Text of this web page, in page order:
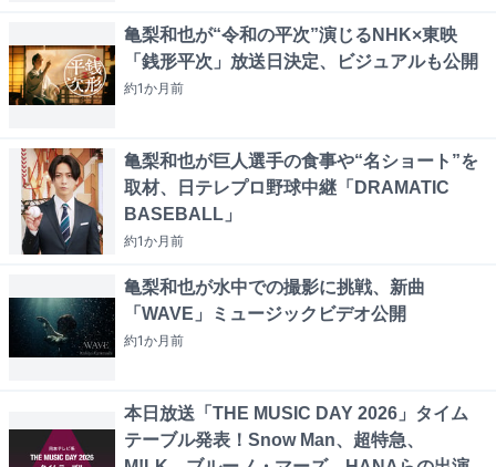
亀梨和也が“令和の平次”演じるNHK×東映
「銭形平次」放送日決定、ビジュアルも公開
約1か月前
亀梨和也が巨人選手の食事や“名ショート”を
取材、日テレプロ野球中継「DRAMATIC
BASEBALL」
約1か月前
亀梨和也が水中での撮影に挑戦、新曲
「WAVE」ミュージックビデオ公開
約1か月前
本日放送「THE MUSIC DAY 2026」タイム
テーブル発表！Snow Man、超特急、